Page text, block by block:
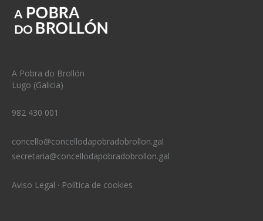
A Pobra do Brollón
Lugo (Galicia)
982 430 001
concello@concellodapobradobrollon.gal
secretaria@concellodapobradobrollon.gal
Aviso Legal · Política de cookies